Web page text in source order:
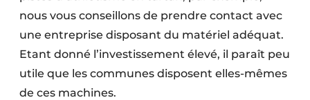
nous vous conseillons de prendre contact avec
une entreprise disposant du matériel adéquat.
Etant donné l’investissement élevé, il paraît peu
utile que les communes disposent elles-mêmes
de ces machines.